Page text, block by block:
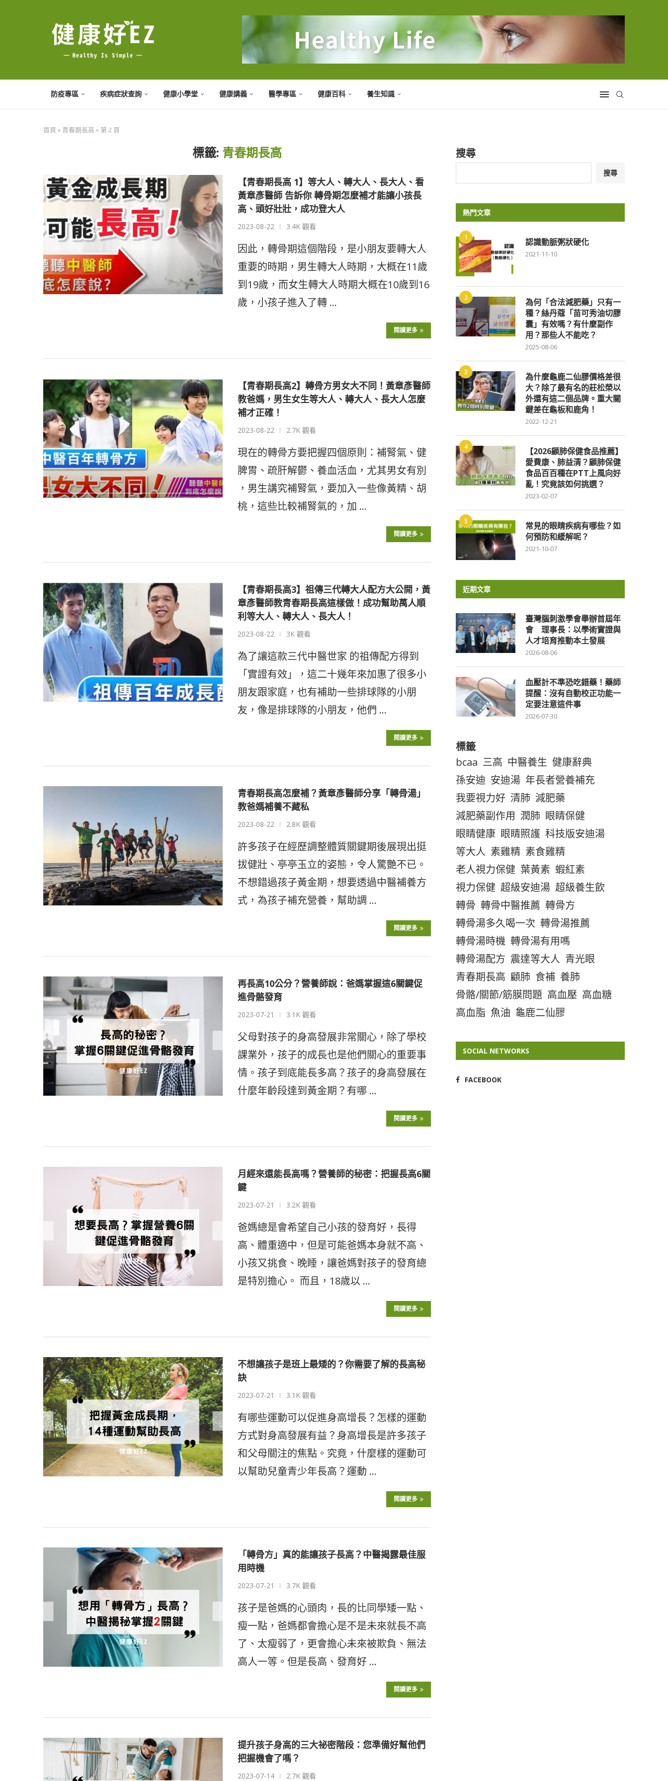
防疫專區 疾病症狀查詢 健康小學堂 健康講義 醫學專區 健康百科 養生知識
首頁 » 青春期長高 » 第 2 頁
標籤: 青春期長高
【青春期長高 1】等大人、轉大人、長大人、看
黃章彥醫師 告訴你 轉骨期怎麼補才能讓小孩長
高、頭好壯壯，成功登大人
2023-08-22 3.4K 觀看
因此，轉骨期這個階段，是小朋友要轉大人
重要的時期，男生轉大人時期，大概在11歲
到19歲，而女生轉大人時期大概在10歲到16
歲，小孩子進入了轉 …
閱讀更多
【青春期長高2】轉骨方男女大不同！黃章彥醫師
教爸媽，男生女生等大人、轉大人、長大人怎麼
補才正確！
2023-08-22 2.7K 觀看
現在的轉骨方要把握四個原則：補腎氣、健
脾胃、疏肝解鬱、養血活血，尤其男女有別
，男生講究補腎氣，要加入一些像黃精、胡
桃，這些比較補腎氣的，加 …
閱讀更多
【青春期長高3】祖傳三代轉大人配方大公開，黃
章彥醫師教青春期長高這樣做！成功幫助萬人順
利等大人、轉大人、長大人！
2023-08-22 3K 觀看
為了讓這款三代中醫世家 的祖傳配方得到
「實證有效」，這二十幾年來加惠了很多小
朋友跟家庭，也有補助一些排球隊的小朋
友，像是排球隊的小朋友，他們 …
閱讀更多
青春期長高怎麼補？黃章彥醫師分享「轉骨湯」
教爸媽補養不藏私
2023-08-22 2.8K 觀看
許多孩子在經歷調整體質關鍵期後展現出挺
拔健壯、亭亭玉立的姿態，令人驚艷不已。
不想錯過孩子黃金期，想要透過中醫補養方
式，為孩子補充營養，幫助調 …
閱讀更多
再長高10公分？營養師說：爸媽掌握這6關鍵促
進骨骼發育
2023-07-21 3.1K 觀看
父母對孩子的身高發展非常關心，除了學校
課業外，孩子的成長也是他們關心的重要事
情。孩子到底能長多高？孩子的身高發展在
什麼年齡段達到黃金期？有哪 …
閱讀更多
月經來還能長高嗎？營養師的秘密：把握長高6關
鍵
2023-07-21 3.2K 觀看
爸媽總是會希望自己小孩的發育好，長得
高、體重適中，但是可能爸媽本身就不高、
小孩又挑食、晚睡，讓爸媽對孩子的發育總
是特別擔心。 而且，18歲以 …
閱讀更多
不想讓孩子是班上最矮的？你需要了解的長高秘
訣
2023-07-21 3.1K 觀看
有哪些運動可以促進身高增長？怎樣的運動
方式對身高發展有益？身高增長是許多孩子
和父母關注的焦點。究竟，什麼樣的運動可
以幫助兒童青少年長高？運動 …
閱讀更多
「轉骨方」真的能讓孩子長高？中醫揭露最佳服
用時機
2023-07-21 3.7K 觀看
孩子是爸媽的心頭肉，長的比同學矮一點、
瘦一點，爸媽都會擔心是不是未來就長不高
了、太瘦弱了，更會擔心未來被欺負、無法
高人一等。但是長高、發育好 …
閱讀更多
提升孩子身高的三大祕密階段：您準備好幫他們
把握機會了嗎？
2023-07-14 2.7K 觀看
搜尋
搜尋
熱門文章
1 認識動脈粥狀硬化
2021-11-10
2
為何「合法減肥藥」只有一
種？絲丹蔻「苗可秀油切膠
囊」有效嗎？有什麼副作
用？那些人不能吃？
2025-08-06
3
為什麼龜鹿二仙膠價格差很
大？除了最有名的莊松榮以
外還有這二個品牌。重大關
鍵差在龜板和鹿角！
2022-12-21
4
【2026顧肺保健食品推薦】
愛費康、肺益清？顧肺保健
食品百百種在PTT上風向好
亂！究竟該如何挑選？
2023-02-07
5
常見的眼睛疾病有哪些？如
何預防和緩解呢？
2021-10-07
近期文章
臺灣腦刺激學會舉辦首屆年
會 理事長：以學術實證與
人才培育推動本土發展
2026-08-06
血壓計不準恐吃錯藥！藥師
提醒：沒有自動校正功能一
定要注意這件事
2026-07-30
標籤
bcaa 三高 中醫養生 健康辭典
孫安迪 安迪湯 年長者營養補充
我要視力好 清肺 減肥藥
減肥藥副作用 潤肺 眼睛保健
眼睛健康 眼睛照護 科技版安迪湯
等大人 素雞精 素食雞精
老人視力保健 葉黃素 蝦紅素
視力保健 超級安迪湯 超級養生飲
轉骨 轉骨中醫推薦 轉骨方
轉骨湯多久喝一次 轉骨湯推薦
轉骨湯時機 轉骨湯有用嗎
轉骨湯配方 震達等大人 青光眼
青春期長高 顧肺 食補 養肺
骨骼/關節/筋膜問題 高血壓 高血糖
高血脂 魚油 龜鹿二仙膠
SOCIAL NETWORKS
FACEBOOK